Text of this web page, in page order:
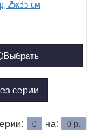
25х35 см
Выбрать
серии
0 на: 0 р.